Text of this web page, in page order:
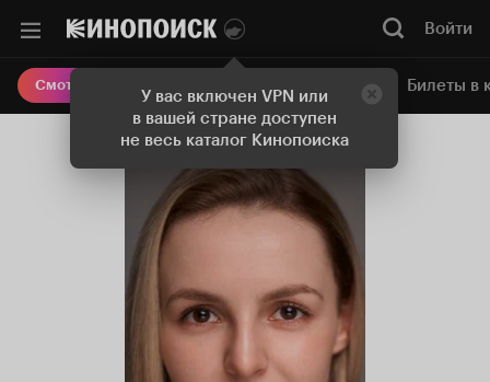
У вас включен VPN или
в вашей стране доступен
не весь каталог Кинопоиска
Войти
Смотреть кино Онлайн-кинотеатр Билеты в